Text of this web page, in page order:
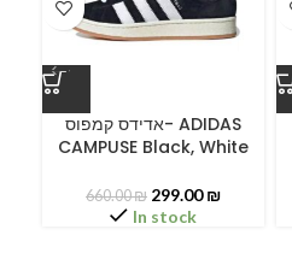
אדידס קמפוס- ADIDAS
CAMPUSE Black, White
660.00₪ 299.00₪
In stock